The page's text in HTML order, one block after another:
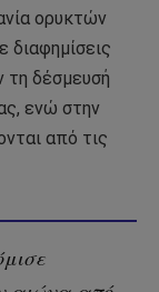
ορυκτών
διαφημίσεις
τη δέσμευσή
ενώ στην
από τις